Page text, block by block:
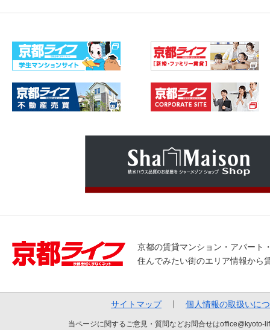
京都の賃貸マンション・アパート
住んでみたい街のエリア情報から
サイトマップ 個人情報の取扱いに
当ページに関するご意見・質問などお問合せは